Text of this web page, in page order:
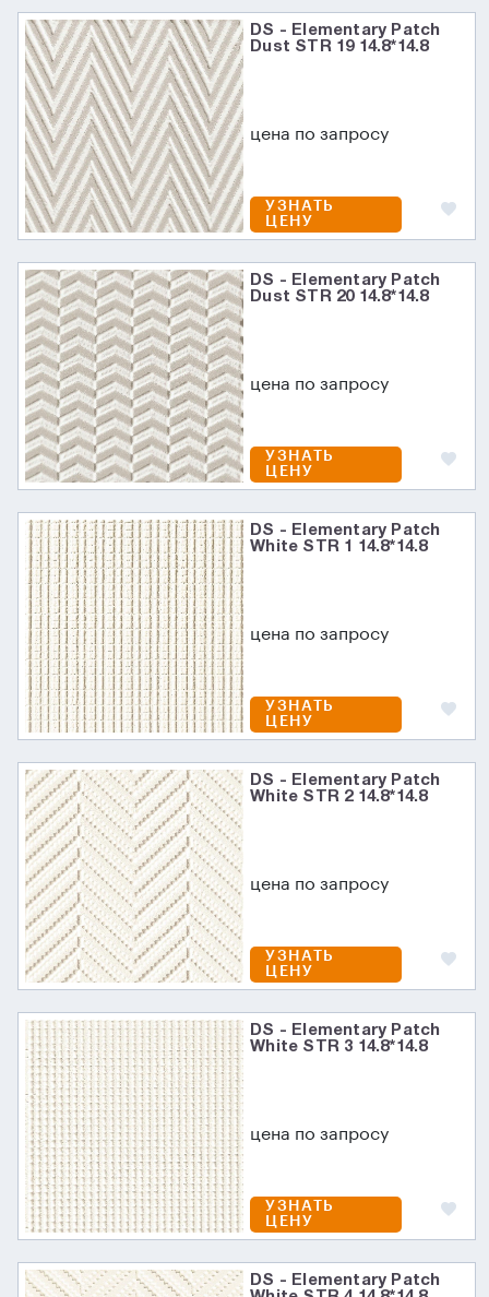
DS - Elementary Patch
Dust STR 19 14.8*14.8
цена по запросу
УЗНАТЬ
ЦЕНУ
DS - Elementary Patch
Dust STR 20 14.8*14.8
цена по запросу
УЗНАТЬ
ЦЕНУ
DS - Elementary Patch
White STR 1 14.8*14.8
цена по запросу
УЗНАТЬ
ЦЕНУ
DS - Elementary Patch
White STR 2 14.8*14.8
цена по запросу
УЗНАТЬ
ЦЕНУ
DS - Elementary Patch
White STR 3 14.8*14.8
цена по запросу
УЗНАТЬ
ЦЕНУ
DS - Elementary Patch